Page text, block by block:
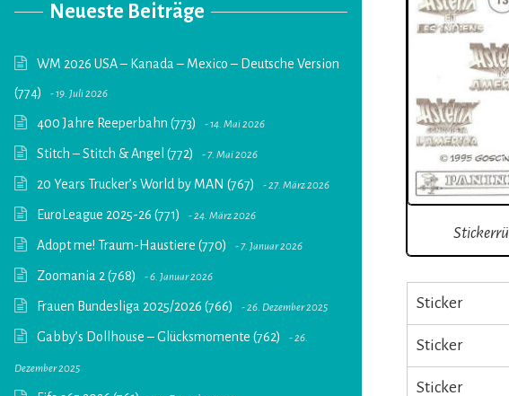
Neueste Beiträge
WM 2026 USA – Kanada – Mexico – Deutsche Version
(774)
19. Juli 2026
400 Jahre Reeperbahn (773) 14. Mai 2026
Stitch – Stitch & Angel (772) 7. Mai 2026
20 Years Trucker’s World by MAN (767) 27. März 2026
EuroLeague 2025-26 (771) 24. März 2026
Adopt me! Traum-Haustiere (770) 7. Januar 2026
Zoomania 2 (768) 6. Januar 2026
Frauen Bundesliga 2025/2026 (766) 26. Dezember 2025
Gabby’s Dollhouse – Glücksmomente (762) 26.
Dezember 2025
Sticker
Sticker
Sticker